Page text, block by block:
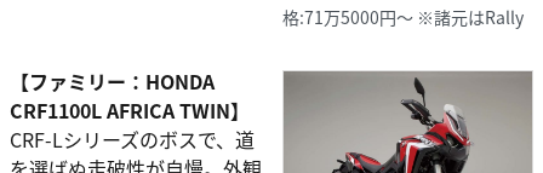
格:71万5000円～ ※諸元はRally
【ファミリー：HONDA
CRF1100L AFRICA TWIN】
CRF-Lシリーズのボスで、道